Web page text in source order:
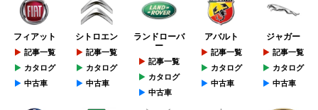
フィアット
記事一覧
カタログ
中古車
シトロエン
記事一覧
カタログ
中古車
ランドローバ
ー
記事一覧
カタログ
中古車
アバルト
記事一覧
カタログ
中古車
ジャガー
記事一覧
カタログ
中古車